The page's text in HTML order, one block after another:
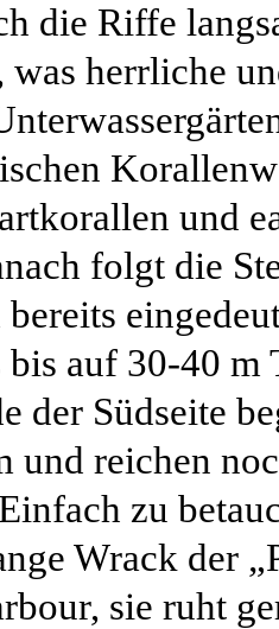
die Riffe
was herrliche
und
folgt die
auf 30-40 m
der Südseite
und reichen
zu
Wrack der
sie ruht